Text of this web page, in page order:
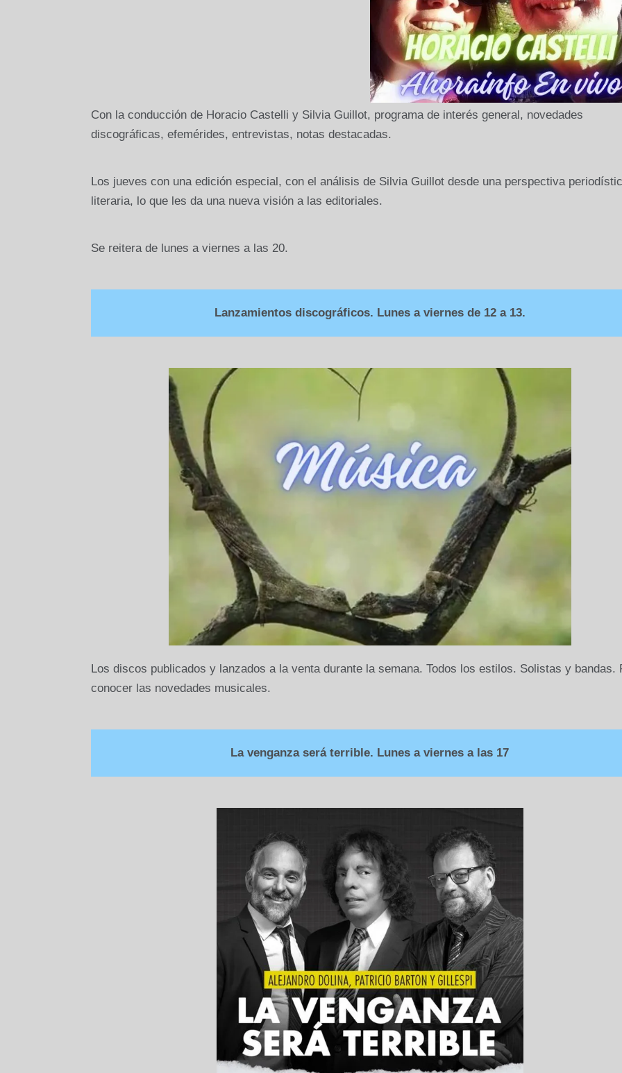
Con la conducción de Horacio Castelli y Silvia Guillot, programa de interés general, novedades
discográficas, efemérides, entrevistas, notas destacadas.
Los jueves con una edición especial, con el análisis de Silvia Guillot desde una perspectiva
literaria, lo que les da una nueva visión a las editoriales.
Se reitera de lunes a viernes a las 20.
Lanzamientos discográficos. Lunes a viernes de 12 a 13.
Los discos publicados y lanzados a la venta durante la semana. Todos los estilos. Solistas y bandas.
conocer las novedades musicales.
La venganza será terrible. Lunes a viernes a las 17